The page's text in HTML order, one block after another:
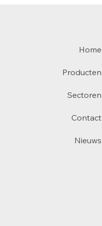
Home
Producten
Sectoren
Contact
Nieuws